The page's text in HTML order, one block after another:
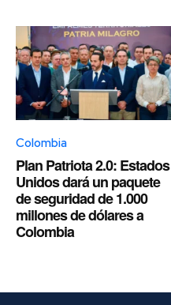
Colombia
Plan Patriota 2.0: Estados
Unidos dará un paquete
de seguridad de 1.000
millones de dólares a
Colombia